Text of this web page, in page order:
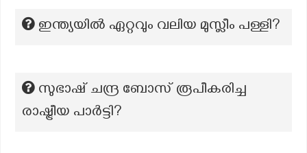
ഇന്ത്യയിൽ ഏറ്റവും വലിയ മുസ്ലീം പള്ളി?
സുഭാഷ്‌ ചന്ദ്ര ബോസ് രൂപീകരിച്ച
രാഷ്ട്രീയ പാർട്ടി?